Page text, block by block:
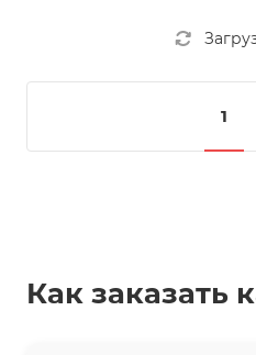
1
Как заказать